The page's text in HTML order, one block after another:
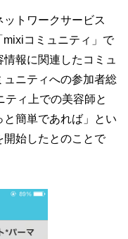
トワークサービス
mixiコミュニティ」で
報に関連したコミュ
ニティへの参加者総
ティ上での美容師と
簡単であれば」とい
開始したとのことで